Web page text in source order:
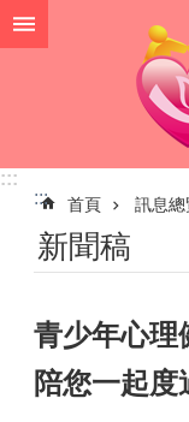
跳到主要內容區塊
:::
:::
首頁 訊息總
新聞稿
青少年心理
陪您一起度